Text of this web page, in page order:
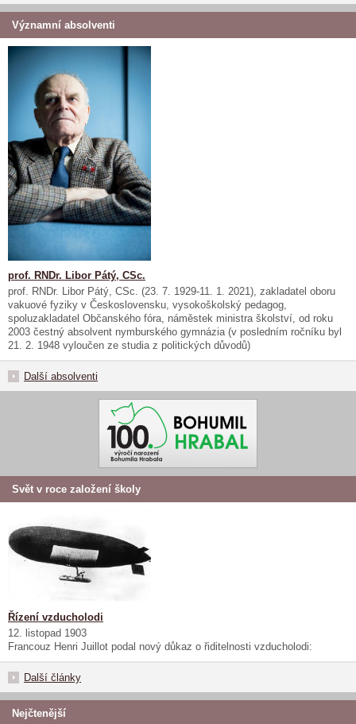
Významní absolventi
prof. RNDr. Libor Pátý, CSc.
prof. RNDr. Libor Pátý, CSc. (23. 7. 1929-11. 1. 2021), zakladatel oboru
vakuové fyziky v Československu, vysokoškolský pedagog,
spoluzakladatel Občanského fóra, náměstek ministra školství, od roku
2003 čestný absolvent nymburského gymnázia (v posledním ročníku byl
21. 2. 1948 vyloučen ze studia z politických důvodů)
Další absolventi
Svět v roce založení školy
Řízení vzducholodi
12. listopad 1903
Francouz Henri Juillot podal nový důkaz o řiditelnosti vzducholodi:
Další články
Nejčtenější